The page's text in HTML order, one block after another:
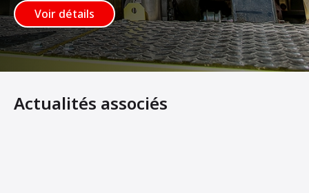
Voir détails
Actualités associés